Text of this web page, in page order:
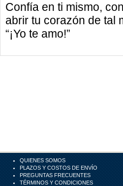
Confía en ti mismo,
abrir tu corazón de tal
“¡Yo te amo!”
QUIENES SOMOS
PLAZOS Y COSTOS DE ENVÍO
PREGUNTAS FRECUENTES
TÉRMINOS Y CONDICIONES